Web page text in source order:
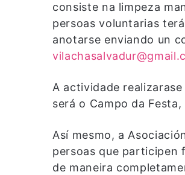
consiste na limpeza
persoas voluntarias
anotarse enviando un
A actividade
será o Campo da
Así mesmo, a
persoas que participen
de maneira